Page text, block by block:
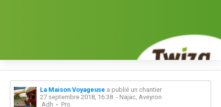
La Maison Voyageuse a publié un chantier
27 septembre 2018, 16:38 - Najac, Aveyron
Adh - Pro